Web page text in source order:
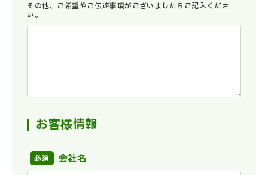
その他、ご希望やご伝達事項がございましたらご記入くださ
い。
お客様情報
会社名